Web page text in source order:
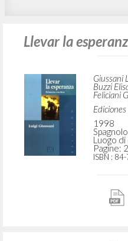
Llevar la
Giussani
Buzzi
Feliciani
1998
Spagnolo
Luogo
Pagine:
ISBN :